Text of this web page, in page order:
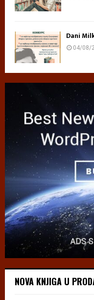
Dani
04/08/
NOVA KNJIGA U